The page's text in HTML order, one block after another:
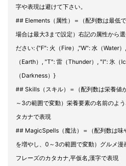
字や表現は避けて下さい。
## Elements（属性）＝（配列数は最低
場合は最大3まで設定）右記の属性から
ださい: {"F": 火（Fire）,"W": 水（Water
（Earth）, "T": 雷（Thunder）, "I": 氷（
（Darkness）}
## Skills（スキル）＝（配列数は栄養値
～3の範囲で変動）栄養要素の名前のよ
タカナで表現
## MagicSpells（魔法）＝（配列数は味
を増やし、0～3の範囲で変動）グルメ漫
フレーズのカタカナ,平仮名,漢字で表現